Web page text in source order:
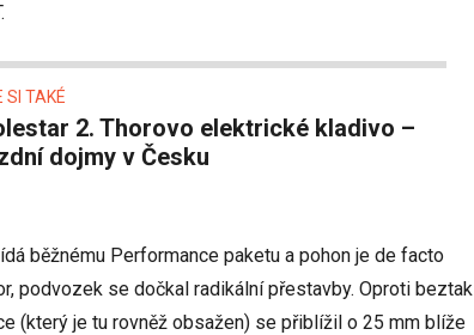
SI TAKÉ
dojmy v Česku
běžnému Performance paketu a pohon je de facto
podvozek se dočkal radikální přestavby. Oproti beztak
(který je tu rovněž obsažen) se přiblížil o 25 mm blíže